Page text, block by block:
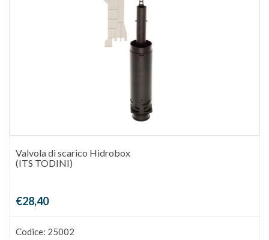
Valvola di scarico Hidrobox
(ITS TODINI)
€28,40
Codice: 25002